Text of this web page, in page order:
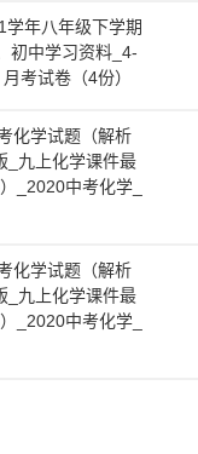
年八年级下学期
初中学习资料_4-
考试卷（4份）
化学试题（解析
_九上化学课件最
_2020中考化学_
化学试题（解析
_九上化学课件最
_2020中考化学_